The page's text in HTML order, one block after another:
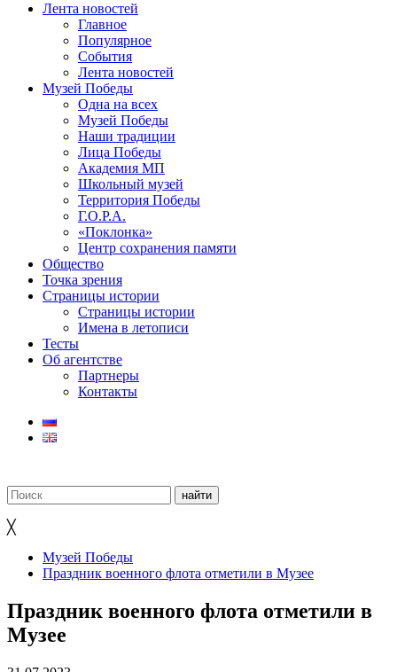
Лента новостей
Главное
Популярное
События
Лента новостей
Музей Победы
Одна на всех
Музей Победы
Наши традиции
Лица Победы
Академия МП
Школьный музей
Территория Победы
Г.О.Р.А.
«Поклонка»
Центр сохранения памяти
Общество
Точка зрения
Страницы истории
Страницы истории
Имена в летописи
Тесты
Об агентстве
Партнеры
Контакты
╳
Музей Победы
Праздник военного флота отметили в Музее
Праздник военного флота отметили в
Музее